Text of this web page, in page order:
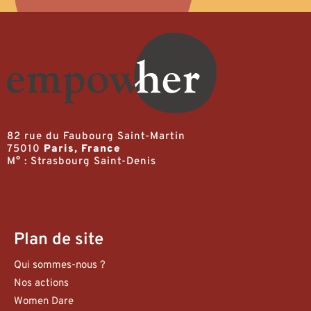
82 rue du Faubourg Saint-Martin
75010 Paris, France
M° : Strasbourg Saint-Denis
Plan de site
Qui sommes-nous ?
Nos actions
Women Dare